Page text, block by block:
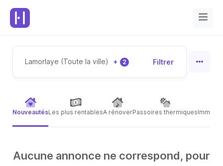
Lamorlaye (Toute la ville) + 2 Filtrer
NouveautésLes plus rentablesA rénoverPassoires thermiques
Aucune annonce ne correspond, pour